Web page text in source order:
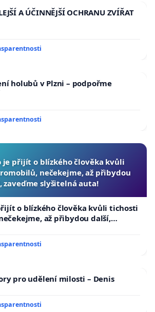
A ÚČINNĚJŠÍ OCHRANU ZVÍŘAT
holubů v Plzni – podpořme
je přijít o blízkého člověka kvůli
nečekejme, až přibydou
zaveďme slyšitelná auta!
o blízkého člověka kvůli tichosti
až přibydou další,
auta!
pro udělení milosti – Denis